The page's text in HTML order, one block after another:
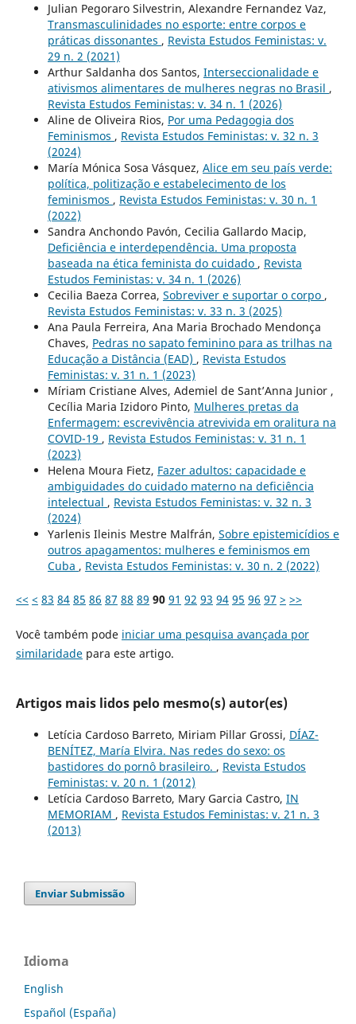
Julian Pegoraro Silvestrin, Alexandre Fernandez Vaz,
Transmasculinidades no esporte: entre corpos e
práticas dissonantes , Revista Estudos Feministas: v.
29 n. 2 (2021)
Arthur Saldanha dos Santos, Interseccionalidade e
ativismos alimentares de mulheres negras no Brasil ,
Revista Estudos Feministas: v. 34 n. 1 (2026)
Aline de Oliveira Rios, Por uma Pedagogia dos
Feminismos , Revista Estudos Feministas: v. 32 n. 3
(2024)
María Mónica Sosa Vásquez, Alice em seu país verde:
política, politização e estabelecimento de los
feminismos , Revista Estudos Feministas: v. 30 n. 1
(2022)
Sandra Anchondo Pavón, Cecilia Gallardo Macip,
Deficiência e interdependência. Uma proposta
baseada na ética feminista do cuidado , Revista
Estudos Feministas: v. 34 n. 1 (2026)
Cecilia Baeza Correa, Sobreviver e suportar o corpo ,
Revista Estudos Feministas: v. 33 n. 3 (2025)
Ana Paula Ferreira, Ana Maria Brochado Mendonça
Chaves, Pedras no sapato feminino para as trilhas na
Educação a Distância (EAD) , Revista Estudos
Feministas: v. 31 n. 1 (2023)
Míriam Cristiane Alves, Ademiel de Sant’Anna Junior ,
Cecília Maria Izidoro Pinto, Mulheres pretas da
Enfermagem: escrevivência atrevivida em oralitura na
COVID-19 , Revista Estudos Feministas: v. 31 n. 1
(2023)
Helena Moura Fietz, Fazer adultos: capacidade e
ambiguidades do cuidado materno na deficiência
intelectual , Revista Estudos Feministas: v. 32 n. 3
(2024)
Yarlenis Ileinis Mestre Malfrán, Sobre epistemicídios e
outros apagamentos: mulheres e feminismos em
Cuba , Revista Estudos Feministas: v. 30 n. 2 (2022)
<< < 83 84 85 86 87 88 89 90 91 92 93 94 95 96 97 > >>
Você também pode iniciar uma pesquisa avançada por
similaridadepara este artigo.
Artigos mais lidos pelo mesmo(s) autor(es)
Letícia Cardoso Barreto, Miriam Pillar Grossi, DÍAZ-
BENÍTEZ, María Elvira. Nas redes do sexo: os
bastidores do pornô brasileiro. , Revista Estudos
Feministas: v. 20 n. 1 (2012)
Letícia Cardoso Barreto, Mary Garcia Castro, IN
MEMORIAM , Revista Estudos Feministas: v. 21 n. 3
(2013)
Enviar Submissão
Idioma
English
Español (España)